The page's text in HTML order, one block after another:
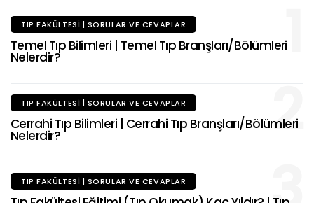
1
TIP FAKÜLTESI | SORULAR VE CEVAPLAR
Temel Tıp Bilimleri | Temel Tıp Branşları/Bölümleri
Nelerdir?
2
TIP FAKÜLTESI | SORULAR VE CEVAPLAR
Cerrahi Tıp Bilimleri | Cerrahi Tıp Branşları/Bölümleri
Nelerdir?
TIP FAKÜLTESI | SORULAR VE CEVAPLAR